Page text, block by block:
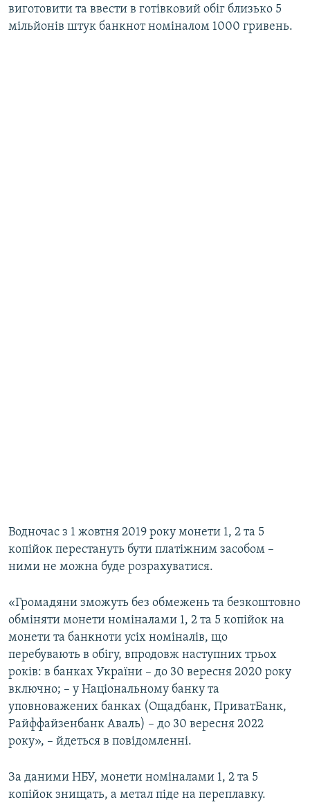
виготовити та ввести в готівковий обіг близько 5
мільйонів штук банкнот номіналом 1000 гривень.
Водночас з 1 жовтня 2019 року монети 1, 2 та 5
копійок перестануть бути платіжним засобом –
ними не можна буде розрахуватися.
«Громадяни зможуть без обмежень та безкоштовно
обміняти монети номіналами 1, 2 та 5 копійок на
монети та банкноти усіх номіналів, що
перебувають в обігу, впродовж наступних трьох
років: в банках України – до 30 вересня 2020 року
включно; – у Національному банку та
уповноважених банках (Ощадбанк, ПриватБанк,
Райффайзенбанк Аваль) – до 30 вересня 2022
року», – йдеться в повідомленні.
За даними НБУ, монети номіналами 1, 2 та 5
копійок знищать, а метал піде на переплавку.